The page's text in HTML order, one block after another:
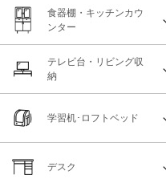
食器棚・キッチンカウ
ンター
テレビ台・リビング収
納
学習机･ロフトベッド
デスク